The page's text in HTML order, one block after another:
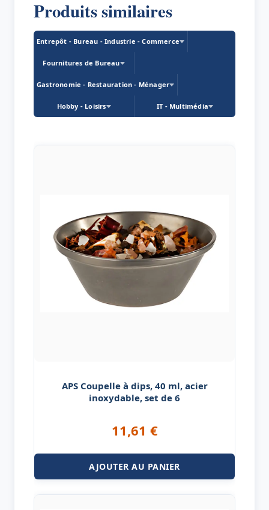
Produits similaires
Entrepôt - Bureau - Industrie - Commerce
Fournitures de Bureau
Gastronomie - Restauration - Ménager
Hobby - Loisirs IT - Multimédia
APS Coupelle à dips, 40 ml, acier
inoxydable, set de 6
11,61 €
AJOUTER AU PANIER